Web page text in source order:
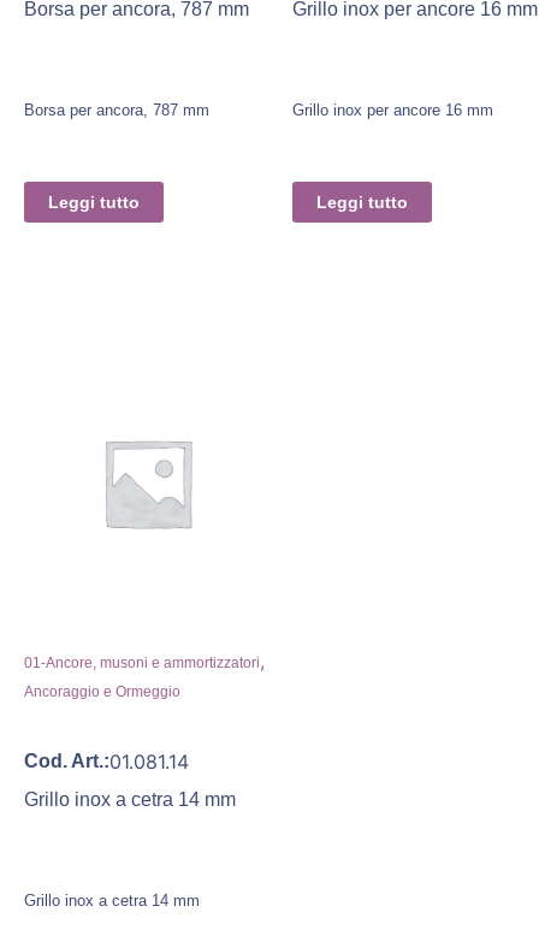
Borsa per ancora, 787 mm
Borsa per ancora, 787 mm
Leggi tutto
Grillo inox per ancore 16 mm
Grillo inox per ancore 16 mm
Leggi tutto
01-Ancore, musoni e ammortizzatori,
Ancoraggio e Ormeggio
Cod. Art.:01.081.14
Grillo inox a cetra 14 mm
Grillo inox a cetra 14 mm